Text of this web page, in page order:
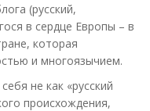
(русский,
в сердце Европы – в
которая
и многоязычием.
не как «русский
происхождения,